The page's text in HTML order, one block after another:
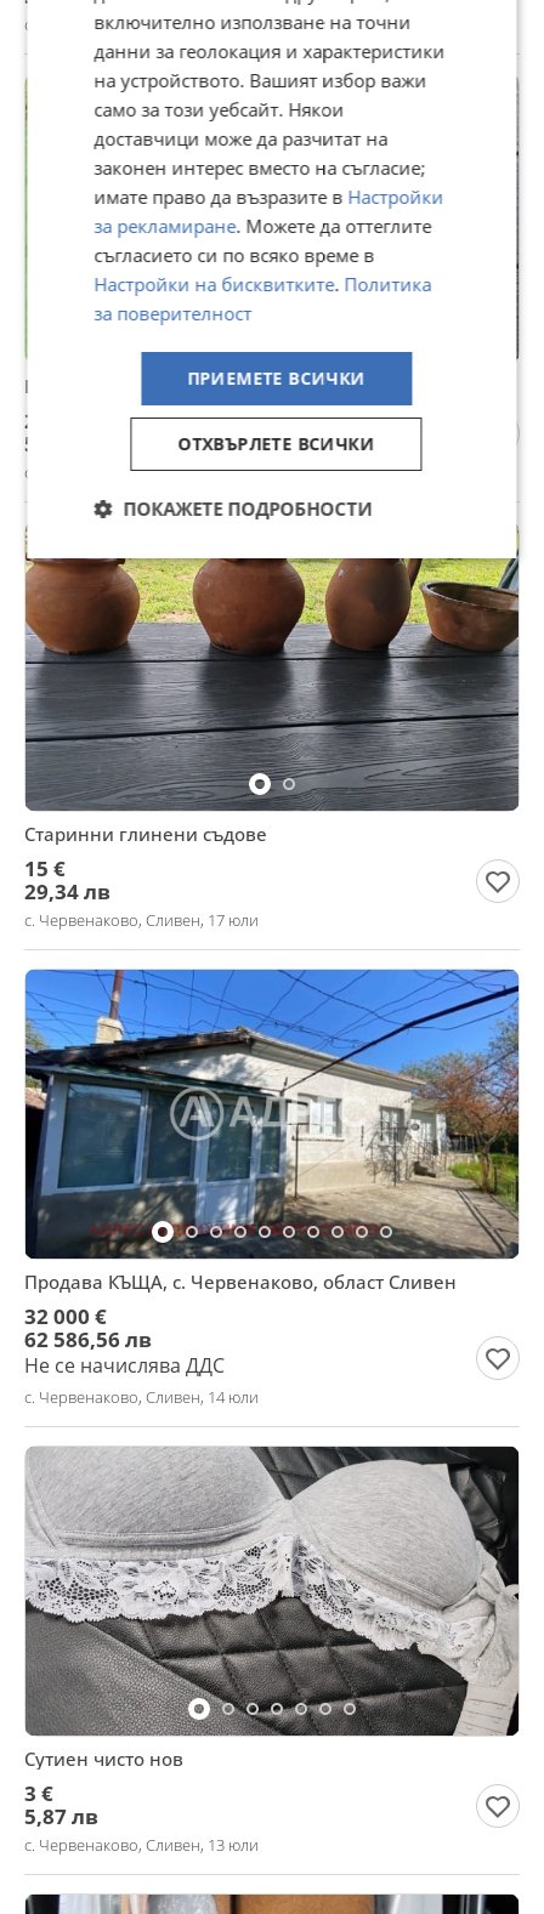
с. Червенаково, Сливен, 19 юли
Еърфраер, използван, запазен, лек дефект
26 €
50,85 лв
с. Червенаково, Сливен, 18 юли
Старинни глинени съдове
15 €
29,34 лв
с. Червенаково, Сливен, 17 юли
Продава КЪЩА, с. Червенаково, област Сливен
32 000 €
62 586,56 лв
Не се начислява ДДС
с. Червенаково, Сливен, 14 юли
Сутиен чисто нов
3 €
5,87 лв
с. Червенаково, Сливен, 13 юли
включително използване на точни
данни за геолокация и характеристики
на устройството. Вашият избор важи
само за този уебсайт. Някои
доставчици може да разчитат на
законен интерес вместо на съгласие;
имате право да възразите в Настройки
за рекламиране. Можете да оттеглите
съгласието си по всяко време в
Настройки на бисквитките. Политика
за поверителност
ПРИЕМЕТЕ ВСИЧКИ
ОТХВЪРЛЕТЕ ВСИЧКИ
ПОКАЖЕТЕ ПОДРОБНОСТИ